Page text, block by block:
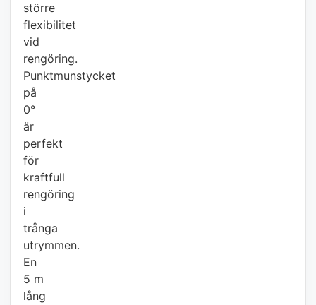
större
flexibilitet
vid
rengöring.
Punktmunstycket
på
0°
är
perfekt
för
kraftfull
rengöring
i
trånga
utrymmen.
En
5 m
lång